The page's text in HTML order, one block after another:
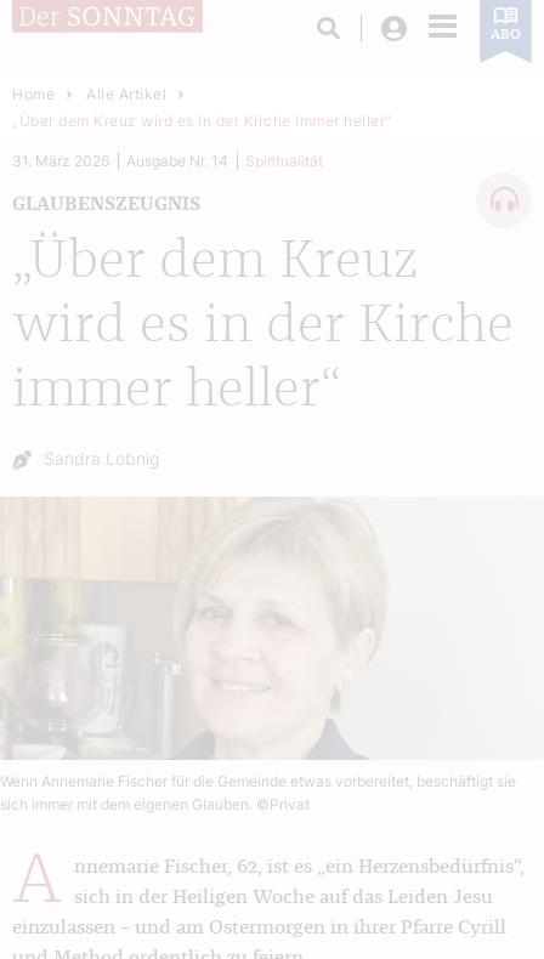
Login ABO
Home
Alle Artikel
„Über dem Kreuz wird es in der Kirche immer heller“
„Über dem Kreuz
wird es in der Kirche
immer heller“
GLAUBENSZEUGNIS
31. März 2026 Ausgabe Nr. 14 Spiritualität
Autor:
Sandra Lobnig
Wenn Annemarie Fischer für die Gemeinde etwas vorbereitet, beschäftigt sie
sich immer mit dem eigenen Glauben. ©Privat
A
nnemarie Fischer, 62, ist es „ein Herzensbedürfnis“,
sich in der Heiligen Woche auf das Leiden Jesu
einzulassen – und am Ostermorgen in ihrer Pfarre Cyrill